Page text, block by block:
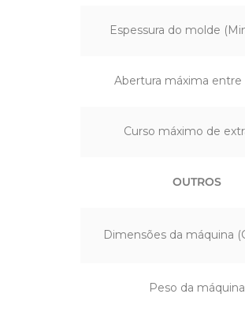
Espessura do molde
Abertura máxima entre
Curso máximo de
OUTROS
Dimensões da máquina
Peso da máquina